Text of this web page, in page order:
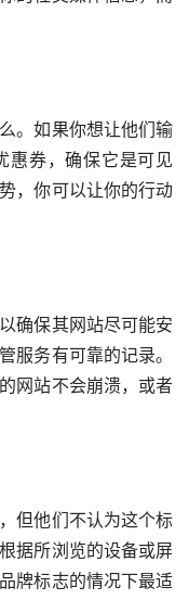
。如果你想让他们输
惠券，确保它是可见
，你可以让你的行动
保其网站尽可能安
服务有可靠的记录。
网站不会崩溃，或者
但他们不认为这个标
据所浏览的设备或屏
牌标志的情况下最适